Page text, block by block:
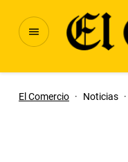
El Comercio · Noticias ·